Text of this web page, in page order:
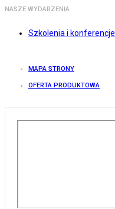
NASZE WYDARZENIA
Szkolenia i konferencje
MAPA STRONY
OFERTA PRODUKTOWA